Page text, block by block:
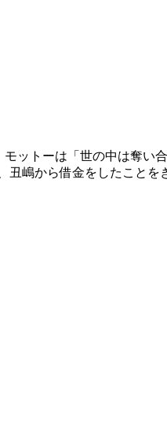
ットーは「世の中は奪い
嶋から借金をしたこと